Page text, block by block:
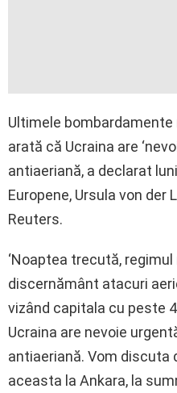
Ultimele
arată că Ucraina are
antiaeriană, a declarat
Europene, Ursula von der
Reuters.
‘Noaptea trecută,
discernământ atacuri
vizând capitala cu peste
Ucraina are nevoie
antiaeriană. Vom
aceasta la Ankara, la